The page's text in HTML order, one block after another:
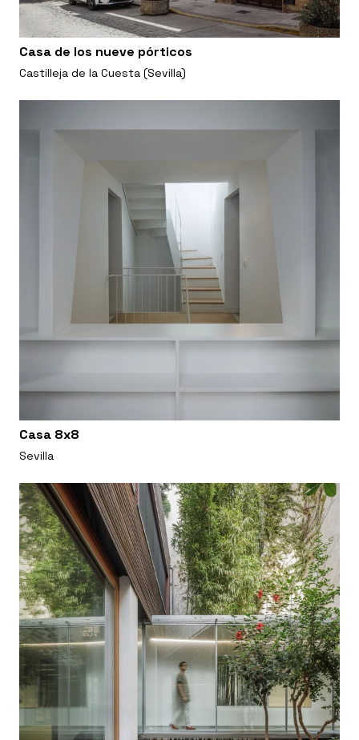
Casa de los nueve pórticos
Castilleja de la Cuesta (Sevilla)
Casa 8x8
Sevilla